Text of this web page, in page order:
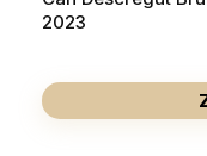
2023